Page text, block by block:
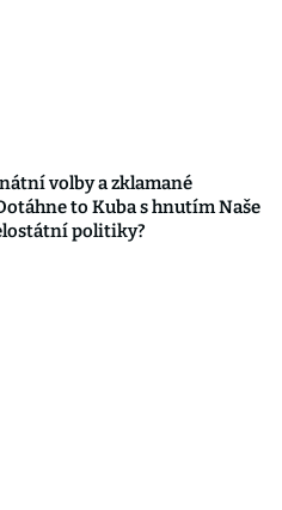
volby a zklamané
to Kuba s hnutím Naše
politiky?